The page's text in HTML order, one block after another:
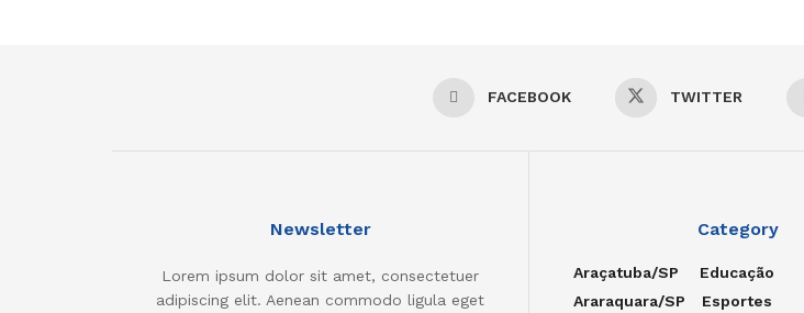
FACEBOOK TWITTER
Newsletter
Lorem ipsum dolor sit amet, consectetuer
adipiscing elit. Aenean commodo ligula eget
Category
Araçatuba/SP
Araraquara/SP
Educação
Esportes